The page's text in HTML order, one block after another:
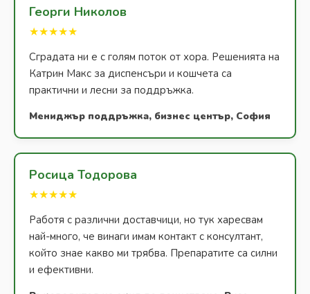
Георги Николов
★★★★★
Сградата ни е с голям поток от хора. Решенията на
Катрин Макс за диспенсъри и кошчета са
практични и лесни за поддръжка.
Мениджър поддръжка, бизнес център, София
Росица Тодорова
★★★★★
Работя с различни доставчици, но тук харесвам
най-много, че винаги имам контакт с консултант,
който знае какво ми трябва. Препаратите са силни
и ефективни.